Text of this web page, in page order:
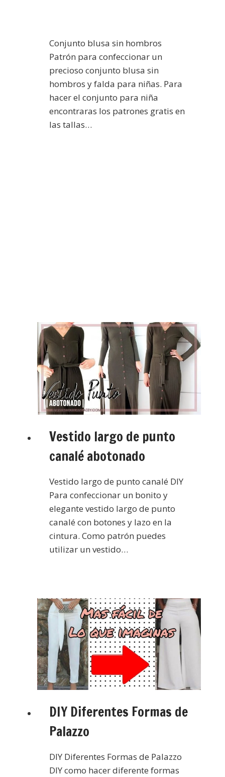
Conjunto blusa sin hombros
Patrón para confeccionar un
precioso conjunto blusa sin
hombros y falda para niñas. Para
hacer el conjunto para niña
encontraras los patrones gratis en
las tallas…
Vestido largo de punto
canalé abotonado
Vestido largo de punto canalé DIY
Para confeccionar un bonito y
elegante vestido largo de punto
canalé con botones y lazo en la
cintura. Como patrón puedes
utilizar un vestido…
DIY Diferentes Formas de
Palazzo
DIY Diferentes Formas de Palazzo
DIY como hacer diferente formas